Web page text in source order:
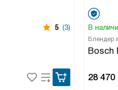
5 (3) В
Блендер
Bosch
28 470